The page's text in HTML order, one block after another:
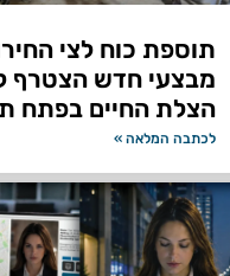
תוספת כוח לצי
מבצעי חדש הצטרף
הצלת החיים בפתח
לכתבה המלאה »